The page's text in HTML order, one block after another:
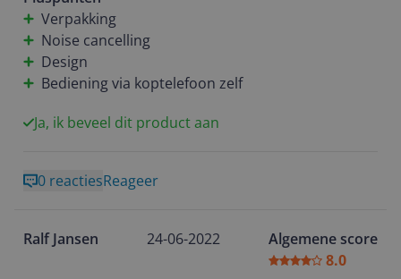
zacht dus hij zit heerlijk. Het opstarten ging
gemakkelijk, het wees zichzelf eigenlijk uit. Ook de
app is een leuk extraatje, maar voor mij geen must
have. Eens je de koptelefoon opzet en de muziek
start, zit je volledig in je eigen wereld. Zo goed als elk
achtergrondgeluid wordt weg gefilterd dankzij de
volume te veranderen etc. Dat kan allemaal via de
ben verkocht!
Verpakking
Noise cancelling
Design
Bediening via koptelefoon zelf
Ja, ik beveel dit product aan
0 reactiesReageer
Ralf Jansen 24-06-2022
Algemene score
8.0